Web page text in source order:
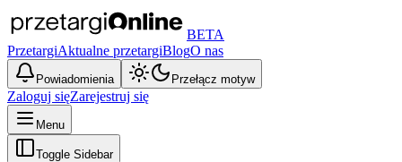
BETA
PrzetargiAktualne przetargiBlogO nas
Powiadomienia Przełącz motyw
Zaloguj sięZarejestruj się
Menu
Toggle Sidebar